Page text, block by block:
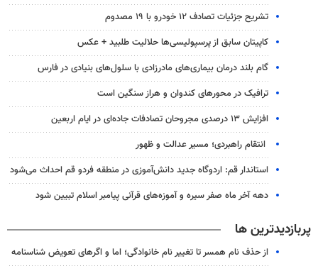
تشریح جزئیات تصادف ۱۲ خودرو با ۱۹ مصدوم
کاپیتان سابق از پرسپولیسی‌ها حلالیت طلبید + عکس
گام بلند درمان بیماری‌های مادرزادی با سلول‌های بنیادی در فارس
ترافیک در محورهای کندوان و هراز سنگین است
افزایش ۱۳ درصدی مجروحان تصادفات جاده‌ای در ایام اربعین
انتقام راهبردی؛ مسیر عدالت و ظهور
استاندار قم: اردوگاه جدید دانش‌آموزی در منطقه فردو قم احداث می‌شود
دهه آخر ماه صفر سیره و آموزه‌های قرآنی پیامبر اسلام تبیین شود
پربازدیدترین ها
از حذف نام همسر تا تغییر نام خانوادگی؛ اما و اگرهای تعویض شناسنامه